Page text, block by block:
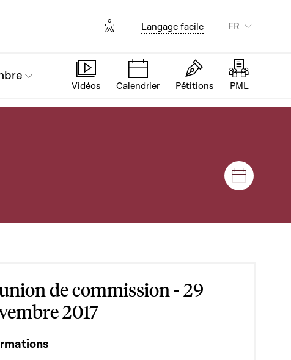
Options d'accessibilité
Langage facile FR
Vidéos Calendrier Pétitions PML
Séances
de commission - 29
2017